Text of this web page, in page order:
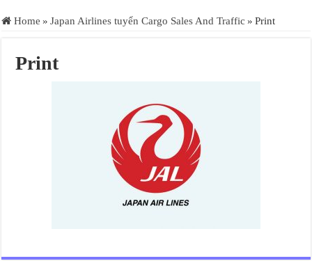
Home » Japan Airlines tuyển Cargo Sales And Traffic » Print
Print